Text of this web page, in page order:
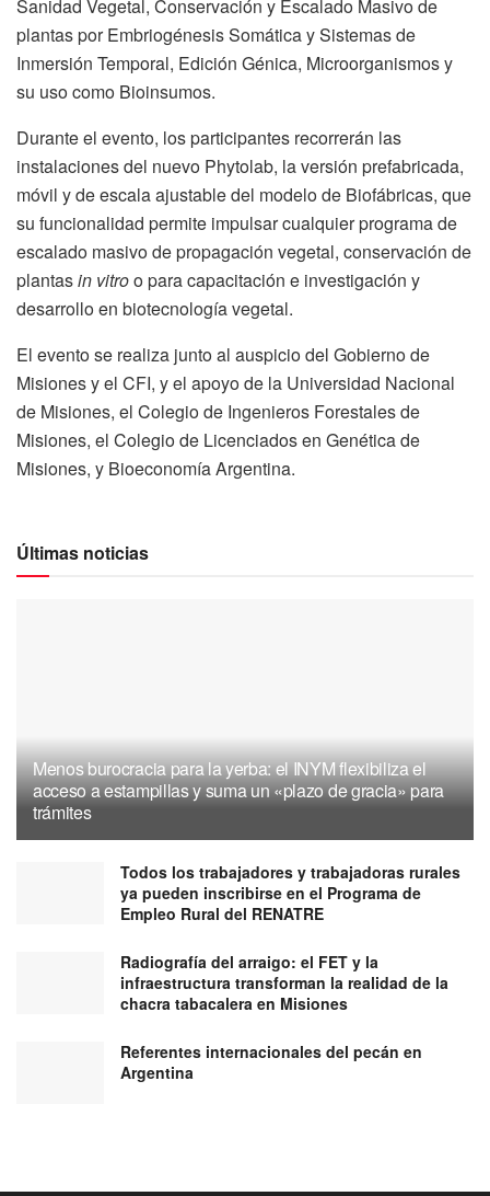
Sanidad Vegetal, Conservación y Escalado Masivo de
plantas por Embriogénesis Somática y Sistemas de
Inmersión Temporal, Edición Génica, Microorganismos y
su uso como Bioinsumos.
Durante el evento, los participantes recorrerán las
instalaciones del nuevo Phytolab, la versión prefabricada,
móvil y de escala ajustable del modelo de Biofábricas, que
su funcionalidad permite impulsar cualquier programa de
escalado masivo de propagación vegetal, conservación de
plantasin vitroo para capacitación e investigación y
desarrollo en biotecnología vegetal.
El evento se realiza junto al auspicio del Gobierno de
Misiones y el CFI, y el apoyo de la Universidad Nacional
de Misiones, el Colegio de Ingenieros Forestales de
Misiones, el Colegio de Licenciados en Genética de
Misiones, y Bioeconomía Argentina.
Últimas noticias
Menos burocracia para la yerba: el INYM flexibiliza el
acceso a estampillas y suma un «plazo de gracia» para
trámites
Todos los trabajadores y trabajadoras rurales
ya pueden inscribirse en el Programa de
Empleo Rural del RENATRE
Radiografía del arraigo: el FET y la
infraestructura transforman la realidad de la
chacra tabacalera en Misiones
Referentes internacionales del pecán en
Argentina